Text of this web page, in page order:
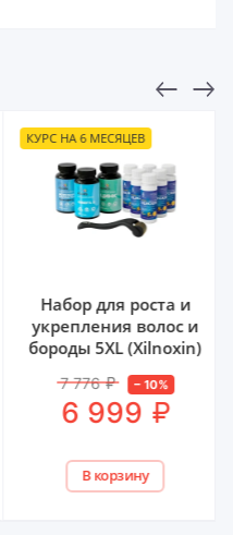
КУРС НА 6 МЕСЯЦЕВ
Набор для роста и
укрепления волос и
бороды 5XL (Xilnoxin)
7 776 ₽ 10%
6 999 ₽
В корзину